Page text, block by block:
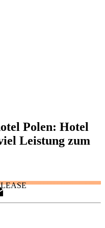
Polen: Hotel
Leistung zum